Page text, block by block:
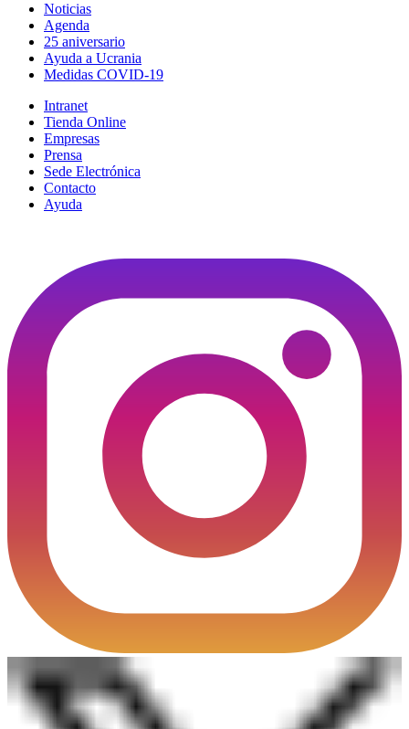
Noticias
Agenda
25 aniversario
Ayuda a Ucrania
Medidas COVID-19
Intranet
Tienda Online
Empresas
Prensa
Sede Electrónica
Contacto
Ayuda